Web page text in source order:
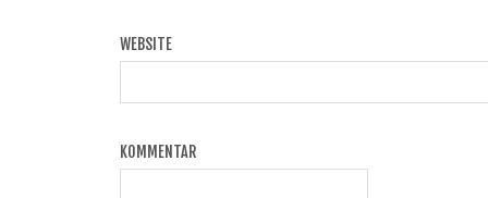
WEBSITE
KOMMENTAR